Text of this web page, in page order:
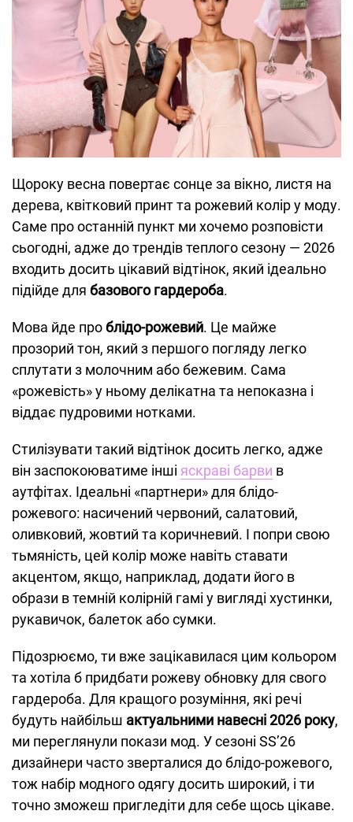
Щороку весна повертає сонце за вікно, листя на
дерева, квітковий принт та рожевий колір у моду.
Саме про останній пункт ми хочемо розповісти
сьогодні, адже до трендів теплого сезону — 2026
входить досить цікавий відтінок, який ідеально
підійде для базового гардероба.
Мова йде проблідо-рожевий. Це майже
прозорий тон, який з першого погляду легко
сплутати з молочним або бежевим. Сама
«рожевість» у ньому делікатна та непоказна і
віддає пудровими нотками.
Стилізувати такий відтінок досить легко, адже
він заспокоюватиме інші яскраві барви в
аутфітах. Ідеальні «партнери» для блідо-
рожевого: насичений червоний, салатовий,
оливковий, жовтий та коричневий. І попри свою
тьмяність, цей колір може навіть ставати
акцентом, якщо, наприклад, додати його в
образи в темній колірній гамі у вигляді хустинки,
рукавичок, балеток або сумки.
Підозрюємо, ти вже зацікавилася цим кольором
та хотіла б придбати рожеву обновку для свого
гардероба. Для кращого розуміння, які речі
будуть найбільш актуальними навесні 2026 року,
ми переглянули покази мод. У сезоні SS’26
дизайнери часто зверталися до блідо-рожевого,
тож набір модного одягу досить широкий, і ти
точно зможеш пригледіти для себе щось цікаве.